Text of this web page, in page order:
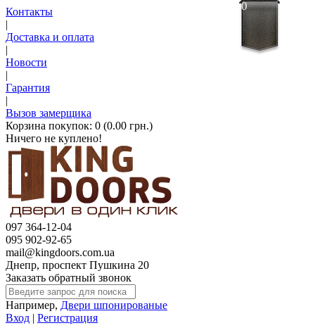
Контакты
|
Доставка и оплата
|
Новости
|
Гарантия
|
Вызов замерщика
Корзина покупок: 0 (0.00 грн.)
Ничего не куплено!
097 364-12-04
095 902-92-65
mail@kingdoors.com.ua
Днепр, проспект Пушкина 20
Заказать обратный звонок
Например, Двери шпонированые
Вход | Регистрация
0